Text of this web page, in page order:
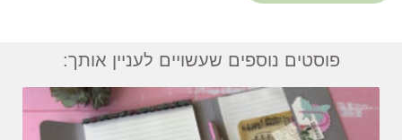
פוסטים נוספים שעשויים לעניין אותך: